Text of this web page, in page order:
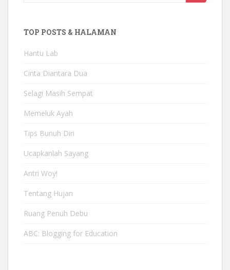
TOP POSTS & HALAMAN
Hantu Lab
Cinta Diantara Dua
Selagi Masih Sempat
Memeluk Ayah
Tips Bunuh Diri
Ucapkanlah Sayang
Antri Woy!
Tentang Hujan
Ruang Penuh Debu
ABC: Blogging for Education